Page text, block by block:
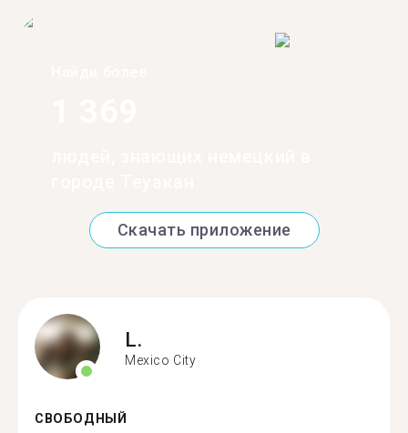
Скачать приложение
L.
Mexico City
СВОБОДНЫЙ